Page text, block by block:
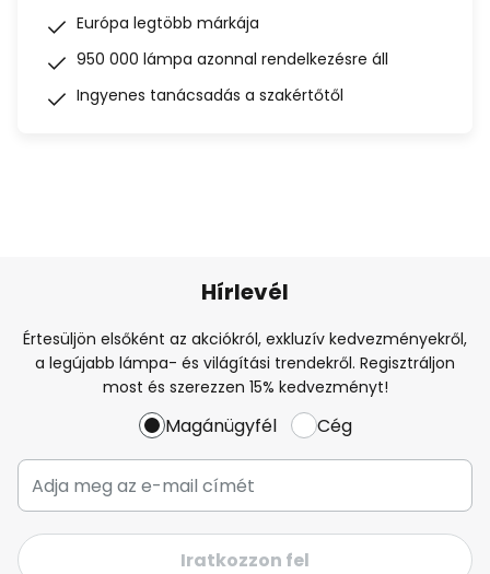
Európa legtöbb márkája
950 000 lámpa azonnal rendelkezésre áll
Ingyenes tanácsadás a szakértőtől
Hírlevél
Értesüljön elsőként az akciókról, exkluzív kedvezményekről,
a legújabb lámpa- és világítási trendekről. Regisztráljon
most és szerezzen 15% kedvezményt!
Magánügyfél Cég
Iratkozzon fel